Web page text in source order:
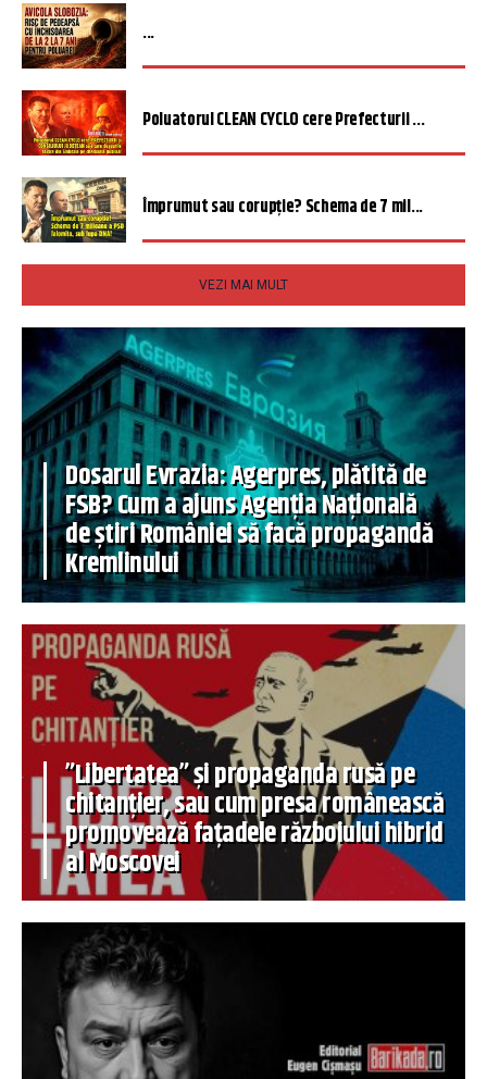
...
Poluatorul CLEAN CYCLO cere Prefecturii ...
Împrumut sau corupție? Schema de 7 mil...
VEZI MAI MULT
Dosarul Evrazia: Agerpres, plătită de
FSB? Cum a ajuns Agenția Națională
de știri României să facă propagandă
Kremlinului
”Libertatea” și propaganda rusă pe
chitanțier, sau cum presa românească
promovează fațadele războiului hibrid
al Moscovei